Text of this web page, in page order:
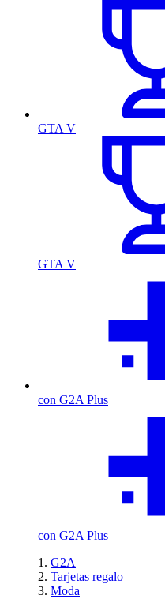
GTA V
GTA V
con G2A Plus
con G2A Plus
G2A
Tarjetas regalo
Moda